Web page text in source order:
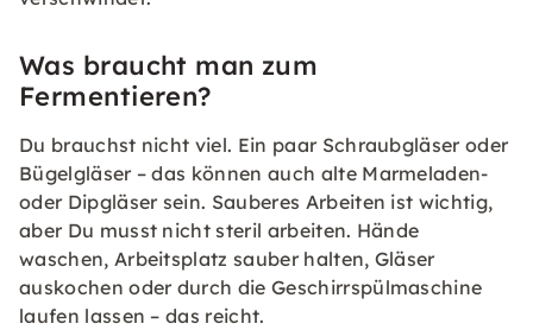
Was braucht man zum
Fermentieren?
Du brauchst nicht viel. Ein paar Schraubgläser oder
Bügelgläser – das können auch alte Marmeladen-
oder Dipgläser sein. Sauberes Arbeiten ist wichtig,
aber Du musst nicht steril arbeiten. Hände
waschen, Arbeitsplatz sauber halten, Gläser
auskochen oder durch die Geschirrspülmaschine
laufen lassen – das reicht.